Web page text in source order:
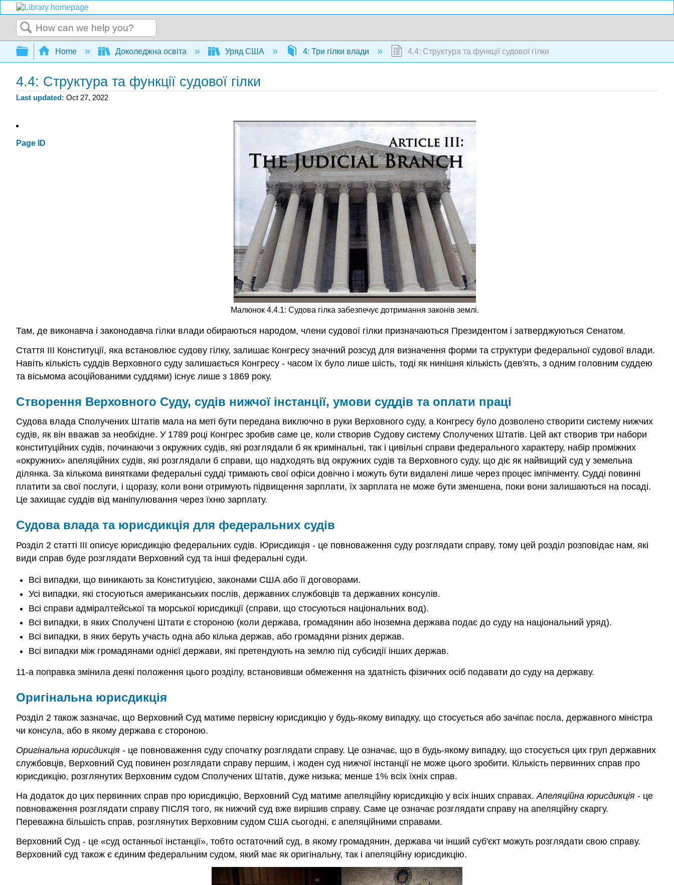
Search
Expand/collapse global hierarchy
Home Доколеджна освіта Уряд США 4: Три гілки влади 4.4: Структура та функції судової гілки
4.4: Структура та функції судової гілки
Last updated Oct 27, 2022
Page ID
Малюнок 4.4.1: Судова гілка забезпечує дотримання законів землі.
Там, де виконавча і законодавча гілки влади обираються народом, члени судової гілки призначаються Президентом і затверджуються Сенатом.
Стаття III Конституції, яка встановлює судову гілку, залишає Конгресу значний розсуд для визначення форми та структури федеральної судової влади.
Навіть кількість суддів Верховного суду залишається Конгресу - часом їх було лише шість, тоді як нинішня кількість (дев'ять, з одним головним суддею
та вісьмома асоційованими суддями) існує лише з 1869 року.
Створення Верховного Суду, судів нижчої інстанції, умови суддів та оплати праці
Судова влада Сполучених Штатів мала на меті бути передана виключно в руки Верховного суду, а Конгресу було дозволено створити систему нижчих
судів, як він вважав за необхідне. У 1789 році Конгрес зробив саме це, коли створив Судову систему Сполучених Штатів. Цей акт створив три набори
конституційних судів, починаючи з окружних судів, які розглядали б як кримінальні, так і цивільні справи федерального характеру, набір проміжних
«окружних» апеляційних судів, які розглядали б справи, що надходять від окружних судів та Верховного суду, що діє як найвищий суд у земельна
ділянка. За кількома винятками федеральні судді тримають свої офіси довічно і можуть бути видалені лише через процес імпічменту. Судді повинні
платити за свої послуги, і щоразу, коли вони отримують підвищення зарплати, їх зарплата не може бути зменшена, поки вони залишаються на посаді.
Це захищає суддів від маніпулювання через їхню зарплату.
Судова влада та юрисдикція для федеральних судів
Розділ 2 статті III описує юрисдикцію федеральних судів. Юрисдикція - це повноваження суду розглядати справу, тому цей розділ розповідає нам, які
види справ буде розглядати Верховний суд та інші федеральні суди.
Всі випадки, що виникають за Конституцією, законами США або її договорами.
Усі випадки, які стосуються американських послів, державних службовців та державних консулів.
Всі справи адміралтейської та морської юрисдикції (справи, що стосуються національних вод).
Всі випадки, в яких Сполучені Штати є стороною (коли держава, громадянин або іноземна держава подає до суду на національний уряд).
Всі випадки, в яких беруть участь одна або кілька держав, або громадяни різних держав.
Всі випадки між громадянами однієї держави, які претендують на землю під субсидії інших держав.
11-а поправка змінила деякі положення цього розділу, встановивши обмеження на здатність фізичних осіб подавати до суду на державу.
Оригінальна юрисдикція
Розділ 2 також зазначає, що Верховний Суд матиме первісну юрисдикцію у будь-якому випадку, що стосується або зачіпає посла, державного міністра
чи консула, або в якому держава є стороною.
Оригінальна юрисдикція - це повноваження суду спочатку розглядати справу. Це означає, що в будь-якому випадку, що стосується цих груп державних
службовців, Верховний Суд повинен розглядати справу першим, і жоден суд нижчої інстанції не може цього зробити. Кількість первинних справ про
юрисдикцію, розглянутих Верховним судом Сполучених Штатів, дуже низька; менше 1% всіх їхніх справ.
На додаток до цих первинних справ про юрисдикцію, Верховний Суд матиме апеляційну юрисдикцію у всіх інших справах. Апеляційна юрисдикція - це
повноваження розглядати справу ПІСЛЯ того, як нижчий суд вже вирішив справу. Саме це означає розглядати справу на апеляційну скаргу.
Переважна більшість справ, розглянутих Верховним судом США сьогодні, є апеляційними справами.
Верховний Суд - це «суд останньої інстанції», тобто остаточний суд, в якому громадянин, держава чи інший суб'єкт можуть розглядати свою справу.
Верховний суд також є єдиним федеральним судом, який має як оригінальну, так і апеляційну юрисдикцію.